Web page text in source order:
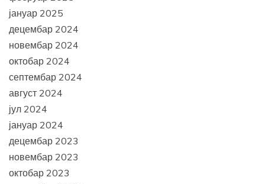
јануар 2025
децембар 2024
новембар 2024
октобар 2024
септембар 2024
август 2024
јул 2024
јануар 2024
децембар 2023
новембар 2023
октобар 2023